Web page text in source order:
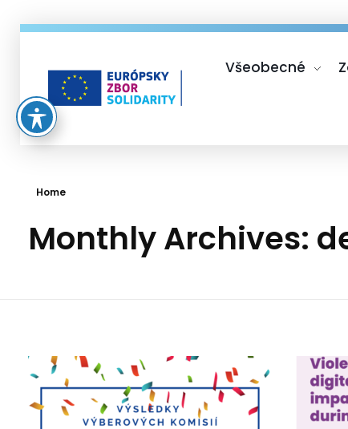
Všeobecné
Home
Monthly Archives: